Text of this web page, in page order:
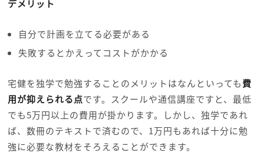
デメリット
自分で計画を立てる必要がある
失敗するとかえってコストがかかる
宅健を独学で勉強することのメリットはなんといっても費
用が抑えられる点です。スクールや通信講座ですと、最低
でも5万円以上の費用が掛かります。しかし、独学であれ
ば、数冊のテキストで済むので、1万円もあれば十分に勉
強に必要な教材をそろえることができます。